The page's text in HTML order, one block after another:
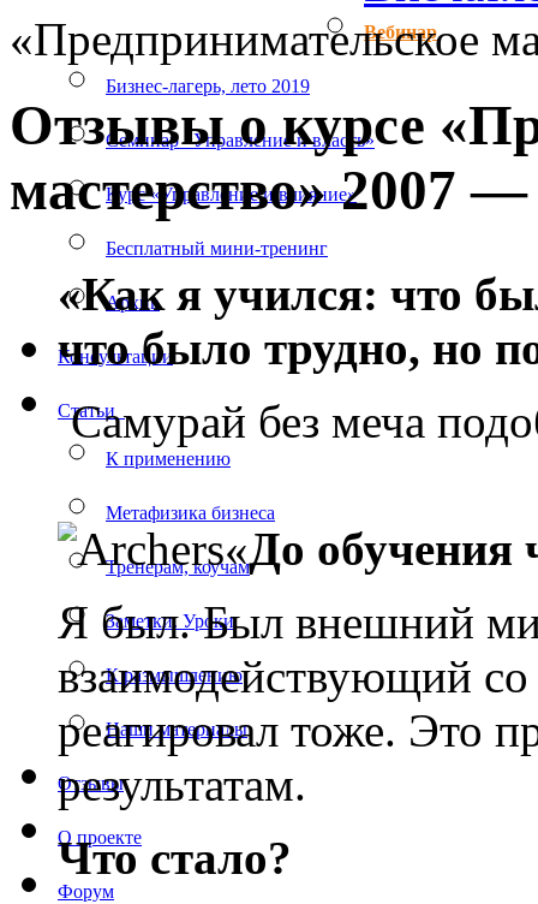
Вебинар
Бизнес-лагерь, лето 2019
Семинар «Управление и власть»
Курс «Управление и влияние»
Бесплатный мини-тренинг
Архив
Консультации
Статьи
К применению
Метафизика бизнеса
Тренерам, коучам
Заметки. Уроки
К размышлению
Наши материалы
Отзывы
О проекте
Форум
«Предпринимательское
Отзывы о курсе
мастерство» 2007 —
«Как я учился: что
что было трудно, но
Самурай без меча
«До обучения
Я был. Был внешний
взаимодействующий
реагировал тоже. Это
результатам.
Что стало?